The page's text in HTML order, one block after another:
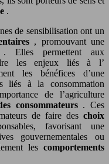
.
de sensibilisation ont un
, promouvant une
. Elles permettent aux
les enjeux liés à l’
les bénéfices d’une
liés à la consommation
de l’agriculture
consommateurs . Ces
de faire des choix
favorisant une
gouvernementales ou
les comportements